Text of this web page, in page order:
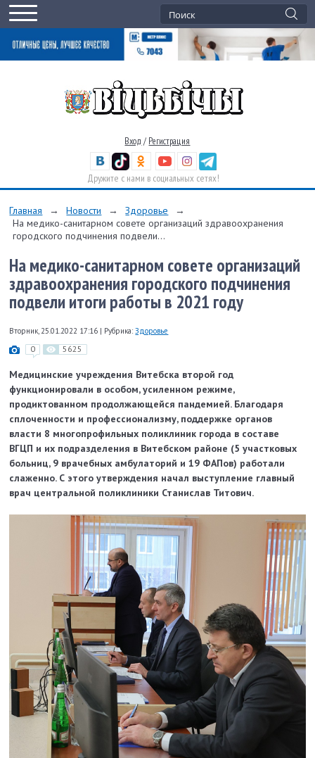
Вход / Регистрация
Дружите с нами в социальных сетях!
Главная → Новости → Здоровье
→
На медико-санитарном совете организаций здравоохранения
городского подчинения подвели...
На медико-санитарном совете организаций
здравоохранения городского подчинения
подвели итоги работы в 2021 году
Вторник, 25.01.2022 17:16 | Рубрика: Здоровье
0 5625
Медицинские учреждения Витебска второй год
функционировали в особом, усиленном режиме,
продиктованном продолжающейся пандемией. Благодаря
сплоченности и профессионализму, поддержке органов
власти 8 многопрофильных поликлиник города в составе
ВГЦП и их подразделения в Витебском районе (5 участковых
больниц, 9 врачебных амбулаторий и 19 ФАПов) работали
слаженно. С этого утверждения начал выступление главный
врач центральной поликлиники Станислав Титович.